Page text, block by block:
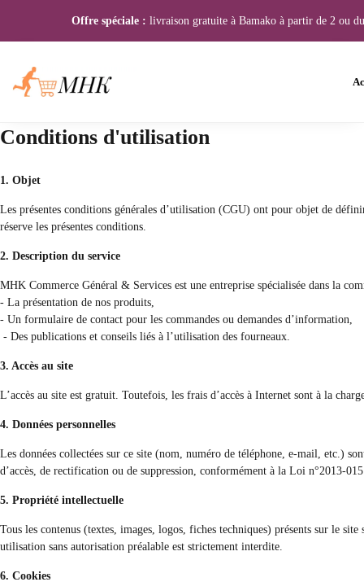
Offre spéciale : livraison gratuite à Bamako à partir de 2 ou
Conditions d'utilisation
1. Objet
Les présentes conditions générales d’utilisation (CGU) ont pour objet de
réserve les présentes conditions.
2. Description du service
MHK Commerce Général & Services est une entreprise spécialisée dans la
- La présentation de nos produits,
- Un formulaire de contact pour les commandes ou demandes d’information,
- Des publications et conseils liés à l’utilisation des fourneaux.
3. Accès au site
L’accès au site est gratuit. Toutefois, les frais d’accès à Internet sont à la
4. Données personnelles
Les données collectées sur ce site (nom, numéro de téléphone, e-mail, etc.)
d’accès, de rectification ou de suppression, conformément à la Loi n°2013-
5. Propriété intellectuelle
Tous les contenus (textes, images, logos, fiches techniques) présents sur le
utilisation sans autorisation préalable est strictement interdite.
6. Cookies